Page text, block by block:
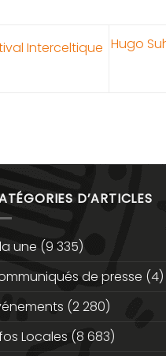
Interceltique Hugo
D’ARTICLES
une (9 335)
de presse (4)
(2 280)
Locales (8 683)